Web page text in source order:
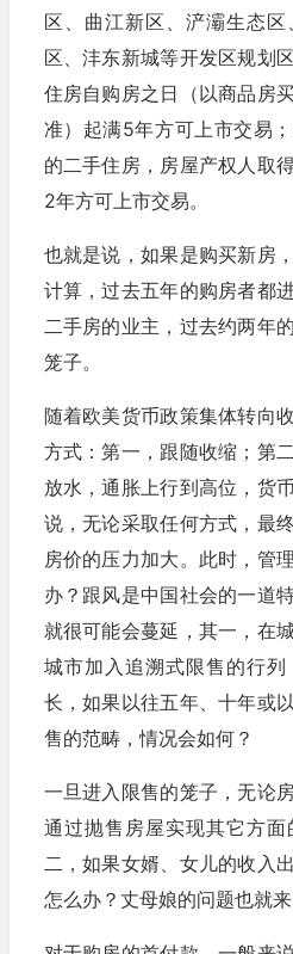
区、曲江新区、浐灞生态
区、沣东新城等开发区规划
住房自购房之日（以商品房
准）起满5年方可上市交易
的二手住房，房屋产权人取
2年方可上市交易。
也就是说，如果是购买新房
计算，过去五年的购房者都
二手房的业主，过去约两年
笼子。
随着欧美货币政策集体转向
方式：第一，跟随收缩；第
放水，通胀上行到高位，货
说，无论采取任何方式，最
房价的压力加大。此时，管
办？跟风是中国社会的一道
就很可能会蔓延，其一，在
城市加入追溯式限售的行
长，如果以往五年、十年或
售的范畴，情况会如何？
一旦进入限售的笼子，无论
通过抛售房屋实现其它方
二，如果女婿、女儿的收入
怎么办？丈母娘的问题也就来